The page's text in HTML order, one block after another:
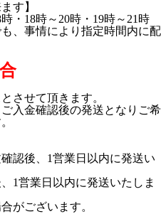
す】
・18時～20時・19時～21時
、事情により指定時間内に配
させて頂きます。
入金確認後の発送となりご希
認後、1営業日以内に発送い
営業日以内に発送いたしま
がございます。